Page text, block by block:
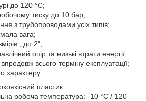
до 120 °С;
тиску до 10 бар;
з трубопроводами усіх типів;
вага;
, до 2";
опір та низькі втрати енергії;
всього терміну експлуатації;
характеру:
пластик.
робоча температура: -10 °C / 120